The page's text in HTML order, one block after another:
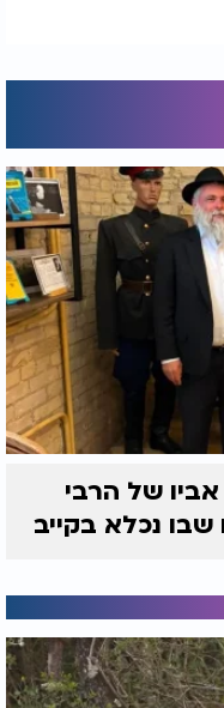
של הרבי
שבו נכלא בקייב